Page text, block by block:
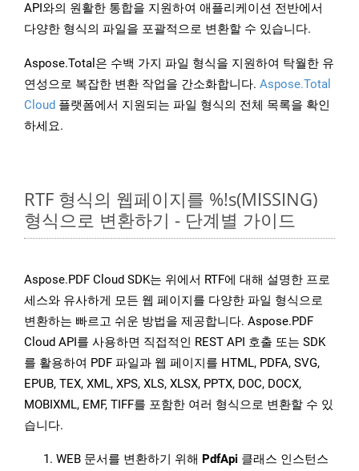
API와의 원활한 통합을 지원하여 애플리케이션 전반에서
다양한 형식의 파일을 포괄적으로 변환할 수 있습니다.
Aspose.Total은 수백 가지 파일 형식을 지원하여 탁월한 유
연성으로 복잡한 변환 작업을 간소화합니다. Aspose.Total
Cloud 플랫폼에서 지원되는 파일 형식의 전체 목록을 확인
하세요.
RTF 형식의 웹페이지를 %!s(MISSING)
형식으로 변환하기 - 단계별 가이드
Aspose.PDF Cloud SDK는 위에서 RTF에 대해 설명한 프로
세스와 유사하게 모든 웹 페이지를 다양한 파일 형식으로
변환하는 빠르고 쉬운 방법을 제공합니다. Aspose.PDF
Cloud API를 사용하면 직접적인 REST API 호출 또는 SDK
를 활용하여 PDF 파일과 웹 페이지를 HTML, PDFA, SVG,
EPUB, TEX, XML, XPS, XLS, XLSX, PPTX, DOC, DOCX,
MOBIXML, EMF, TIFF를 포함한 여러 형식으로 변환할 수 있
습니다.
WEB 문서를 변환하기 위해 PdfApi 클래스 인스턴스